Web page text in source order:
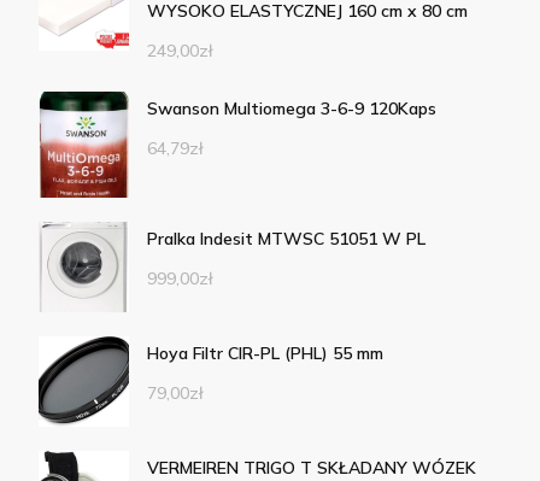
WYSOKO ELASTYCZNEJ 160 cm x 80 cm
249,00zł
Swanson Multiomega 3-6-9 120Kaps
64,79zł
Pralka Indesit MTWSC 51051 W PL
999,00zł
Hoya Filtr CIR-PL (PHL) 55 mm
79,00zł
VERMEIREN TRIGO T SKŁADANY WÓZEK